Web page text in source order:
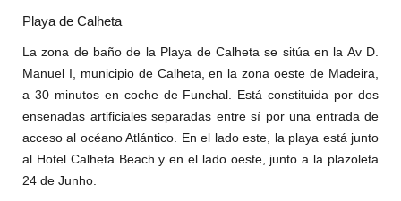
Playa de Calheta
La zona de baño de la Playa de Calheta se sitúa en la Av D.
Manuel I, municipio de Calheta, en la zona oeste de Madeira,
a 30 minutos en coche de Funchal. Está constituida por dos
ensenadas artificiales separadas entre sí por una entrada de
acceso al océano Atlántico. En el lado este, la playa está junto
al Hotel Calheta Beach y en el lado oeste, junto a la plazoleta
24 de Junho.